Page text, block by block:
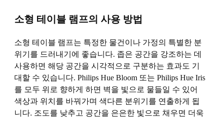
소형 테이블 램프의 사용 방법
소형 테이블 램프는 특정한 물건이나 가정의 특별한 분
위기를 드러내기에 좋습니다. 좁은 공간을 강조하는 데
사용하면 해당 공간을 시각적으로 구분하는 효과도 기
대할 수 있습니다. Philips Hue Bloom 또는 Philips Hue Iris
를 모두 위로 향하게 하면 벽을 빛으로 물들일 수 있어
색상과 위치를 바꿔가며 색다른 분위기를 연출하게 됩
니다. 조도를 낮추고 공간을 은은한 빛으로 채우면 더욱